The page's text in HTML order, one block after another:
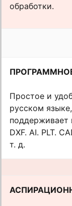
обработки.
Простое и
русском
поддерживает
DXF. AI. PLT.
т. д.